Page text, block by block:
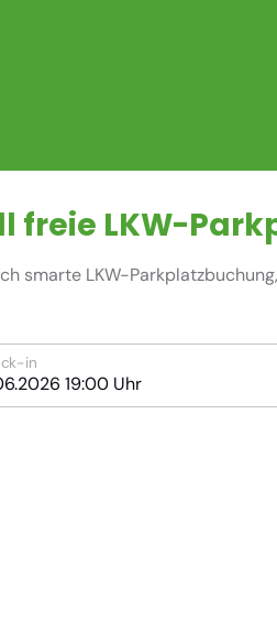
freie LKW-
smarte LKW-
in